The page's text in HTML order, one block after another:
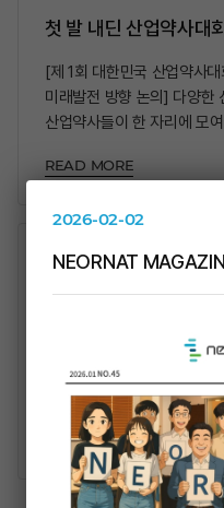
첫 발 내딘 산업약사대
[제 1회 대한민국 산업약사
미래발전 방향 논의] 다양한 산업계에 종사하고 있는 대한민국
산업약사들이 한 자리에 모
대한민국 산업약사대회'(이
주최로 1일 서울 코엑스 크랜
READ MORE
2024-06-14
"네오나, miRNA 간암
[BioKorea 2024] GalNAc
microRNA(miRNA),간암
개선, 내년초 IND 제출 목표 남석우 네오나 테라퓨틱스(Neornat
Therapeutics) 대표는 "간
약물을 전달해 CD47을 억
치료제를 내년 초 임상시험
중이다"고 말했다.
READ MORE
2026-02-02
NEORNAT